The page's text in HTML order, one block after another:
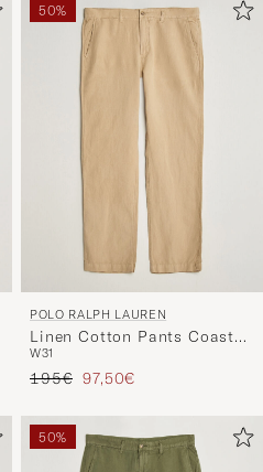
50%
POLO RALPH LAUREN
Linen Cotton Pants Coastal
Beige
W31
Regulärer Preis
195€ Reduzierter Preis
97,50€
50%